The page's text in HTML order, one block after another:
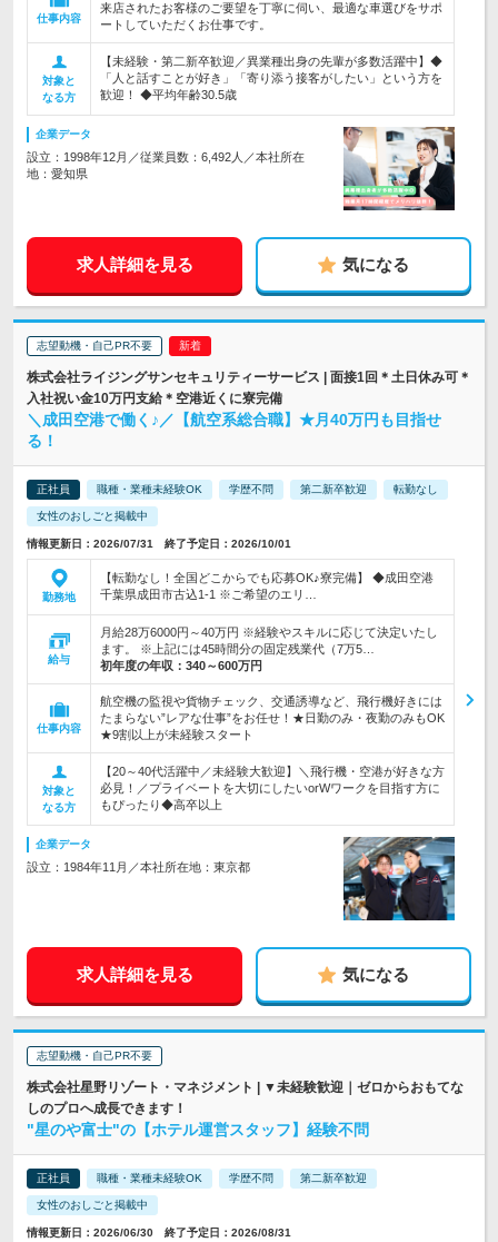
仕事内容
来店されたお客様のご要望を丁寧に伺い、最適な車選びをサポ
ートしていただくお仕事です。
対象と
なる方
【未経験・第二新卒歓迎／異業種出身の先輩が多数活躍中】◆
「人と話すことが好き」「寄り添う接客がしたい」という方を
歓迎！ ◆平均年齢30.5歳
企業データ
設立：1998年12月／従業員数：6,492人／本社所在
地：愛知県
求人詳細を見る 気になる
志望動機・自己PR不要
株式会社ライジングサンセキュリティーサービス | 面接1回＊土日休み可＊
入社祝い金10万円支給＊空港近くに寮完備
＼成田空港で働く♪／【航空系総合職】★月40万円も目指せ
る！
正社員 職種・業種未経験OK 学歴不問 第二新卒歓迎 転勤なし
女性のおしごと掲載中
情報更新日：2026/07/31 終了予定日：2026/10/01
勤務地
【転勤なし！全国どこからでも応募OK♪寮完備】 ◆成田空港
千葉県成田市古込1-1 ※ご希望のエリ…
給与
月給28万6000円～40万円 ※経験やスキルに応じて決定いたし
ます。 ※上記には45時間分の固定残業代（7万5…
初年度の年収： 340～600万円
仕事内容
航空機の監視や貨物チェック、交通誘導など、飛行機好きには
たまらない”レアな仕事”をお任せ！★日勤のみ・夜勤のみもOK
★9割以上が未経験スタート
対象と
なる方
【20～40代活躍中／未経験大歓迎】＼飛行機・空港が好きな方
必見！／プライベートを大切にしたいorWワークを目指す方に
もぴったり◆高卒以上
企業データ
設立：1984年11月／本社所在地：東京都
求人詳細を見る 気になる
志望動機・自己PR不要
株式会社星野リゾート・マネジメント | ▼未経験歓迎｜ゼロからおもてな
しのプロへ成長できます！
"星のや富士"の【ホテル運営スタッフ】経験不問
正社員 職種・業種未経験OK 学歴不問 第二新卒歓迎
女性のおしごと掲載中
情報更新日：2026/06/30 終了予定日：2026/08/31